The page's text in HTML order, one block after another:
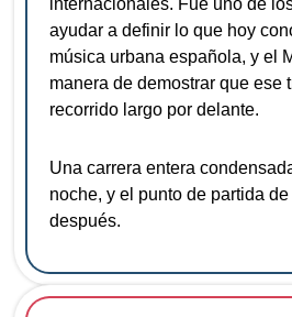
internacionales. Fue uno de
ayudar a definir lo que hoy
música urbana española, y el
manera de demostrar que ese
recorrido largo por delante.
Una carrera entera
noche, y el punto de partida
después.